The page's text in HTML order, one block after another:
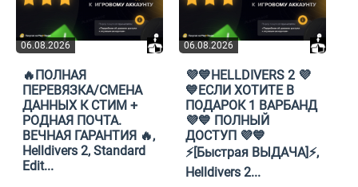
06.08.2026
🔥ПОЛНАЯ
ПЕРЕВЯЗКА/СМЕНА
ДАННЫХ К СТИМ +
РОДНАЯ ПОЧТА.
ВЕЧНАЯ ГАРАНТИЯ 🔥,
Helldivers 2, Standard
Edit...
06.08.2026
💜💙HELLDIVERS 2 💜
💙ЕСЛИ ХОТИТЕ В
ПОДАРОК 1 ВАРБАНД
💜💙 ПОЛНЫЙ
ДОСТУП 💜💙
⚡[Быстрая ВЫДАЧА]⚡,
Helldivers 2...